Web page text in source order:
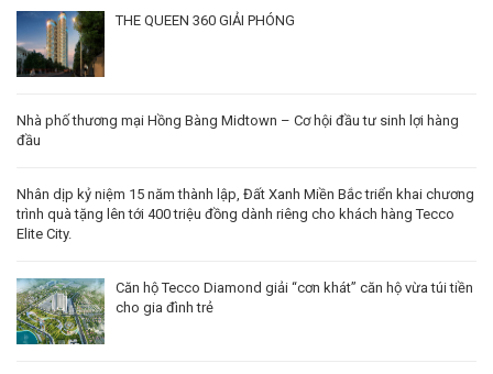
TIN MỚI
TUYỂN DỤNG NHÂN VIÊN KINH DOANH BẤT ĐỘNG SẢN
THE QUEEN 360 GIẢI PHÓNG
Nhà phố thương mại Hồng Bàng Midtown – Cơ hội đầu tư sinh lợi hàng
đầu